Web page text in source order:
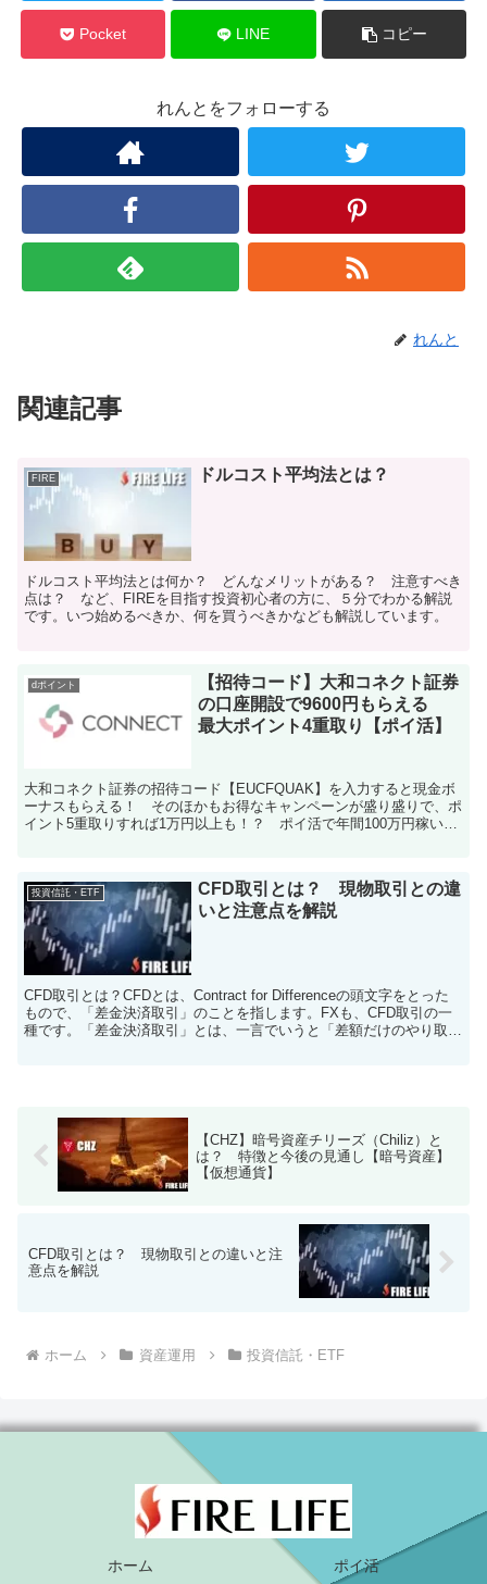
Pocket LINE コピー
れんとをフォローする
れんと
関連記事
FIRE ドルコスト平均法とは？
ドルコスト平均法とは何か？ どんなメリットがある？ 注意すべき
点は？ など、FIREを目指す投資初心者の方に、５分でわかる解説
です。いつ始めるべきか、何を買うべきかなども解説しています。
dポイント
【招待コード】大和コネクト証券
の口座開設で9600円もらえる
最大ポイント4重取り【ポイ活】
大和コネクト証券の招待コード【EUCFQUAK】を入力すると現金ボ
ーナスもらえる！ そのほかもお得なキャンペーンが盛り盛りで、ポ
イント5重取りすれば1万円以上も！？ ポイ活で年間100万円稼いだ
投資信託・ETF
CFD取引とは？ 現物取引との違
いと注意点を解説
CFD取引とは？CFDとは、Contract for Differenceの頭文字をとった
もので、「差金決済取引」のことを指します。FXも、CFD取引の一
種です。「差金決済取引」とは、一言でいうと「差額だけのやり取り
【CHZ】暗号資産チリーズ（Chiliz）と
は？ 特徴と今後の見通し【暗号資産】
【仮想通貨】
CFD取引とは？ 現物取引との違いと注
意点を解説
ホーム 資産運用 投資信託・ETF
ホーム ポイ活